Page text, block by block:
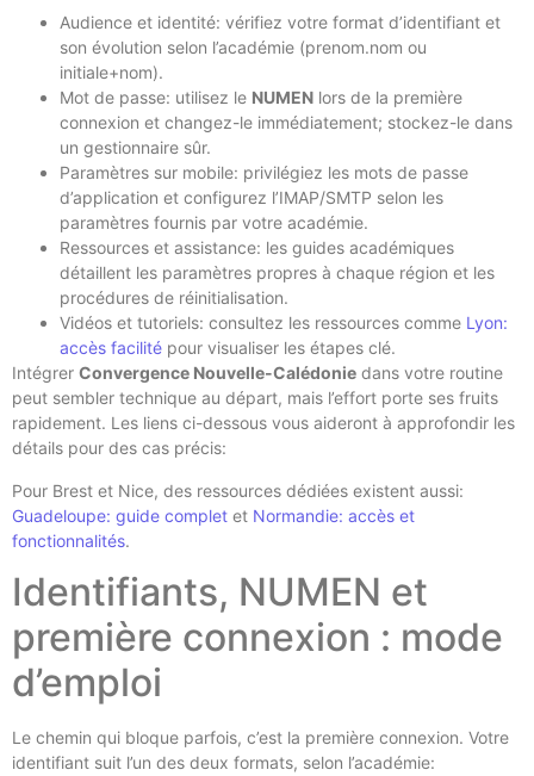
Audience et identité: vérifiez votre format d’identifiant et
son évolution selon l’académie (prenom.nom ou
initiale+nom).
Mot de passe: utilisez le NUMEN lors de la première
connexion et changez-le immédiatement; stockez-le dans
un gestionnaire sûr.
Paramètres sur mobile: privilégiez les mots de passe
d’application et configurez l’IMAP/SMTP selon les
paramètres fournis par votre académie.
Ressources et assistance: les guides académiques
détaillent les paramètres propres à chaque région et les
procédures de réinitialisation.
Vidéos et tutoriels: consultez les ressources comme Lyon:
accès facilité pour visualiser les étapes clé.
Intégrer Convergence Nouvelle-Calédonie dans votre routine
peut sembler technique au départ, mais l’effort porte ses fruits
rapidement. Les liens ci-dessous vous aideront à approfondir les
détails pour des cas précis:
Pour Brest et Nice, des ressources dédiées existent aussi:
Guadeloupe: guide complet et Normandie: accès et
fonctionnalités.
Identifiants, NUMEN et
première connexion : mode
d’emploi
Le chemin qui bloque parfois, c’est la première connexion. Votre
identifiant suit l’un des deux formats, selon l’académie: